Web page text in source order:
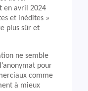
en avril 2024
et inédites »
plus sûr et
ne semble
pour
comme
à mieux